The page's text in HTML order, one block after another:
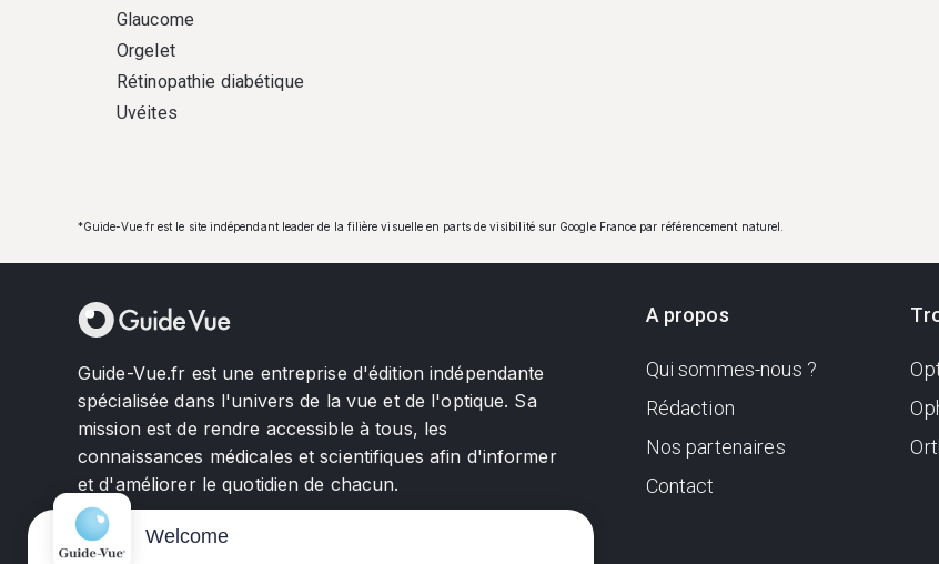
Glaucome
Orgelet
Rétinopathie diabétique
Uvéites
*Guide-Vue.fr est le site indépendant leader de la filière visuelle en parts de visibilité sur Google France par référencement naturel.
Guide-Vue.fr est une entreprise d'édition indépendante
spécialisée dans l'univers de la vue et de l'optique. Sa
mission est de rendre accessible à tous, les
connaissances médicales et scientifiques afin d'informer
et d'améliorer le quotidien de chacun.
A propos
Qui sommes-nous ?
Rédaction
Nos partenaires
Contact
Welcome